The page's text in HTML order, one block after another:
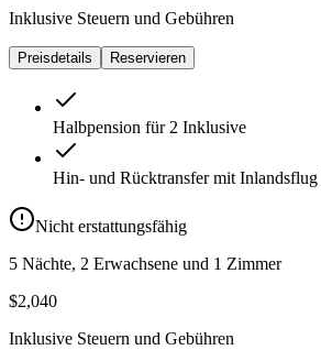
Inklusive Steuern und Gebühren
Preisdetails Reservieren
Halbpension für 2 Inklusive
Hin- und Rücktransfer mit Inlandsflug
Nicht erstattungsfähig
5 Nächte, 2 Erwachsene und 1 Zimmer
$2,040
Inklusive Steuern und Gebühren